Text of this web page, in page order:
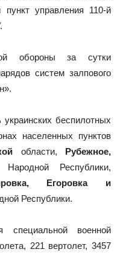
управления 110-й
обороны за сутки
систем залпового
беспилотных
населенных пунктов
области, Рубежное,
Народной Республики,
Егоровка и
Республики.
военной
221 вертолет, 3457